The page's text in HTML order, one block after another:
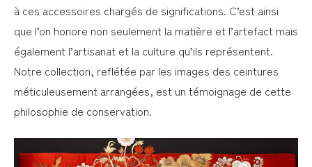
à ces accessoires chargés de significations. C’est ainsi
que l’on honore non seulement la matière et l’artefact mais
également l’artisanat et la culture qu’ils représentent.
Notre collection, reflétée par les images des ceintures
méticuleusement arrangées, est un témoignage de cette
philosophie de conservation.